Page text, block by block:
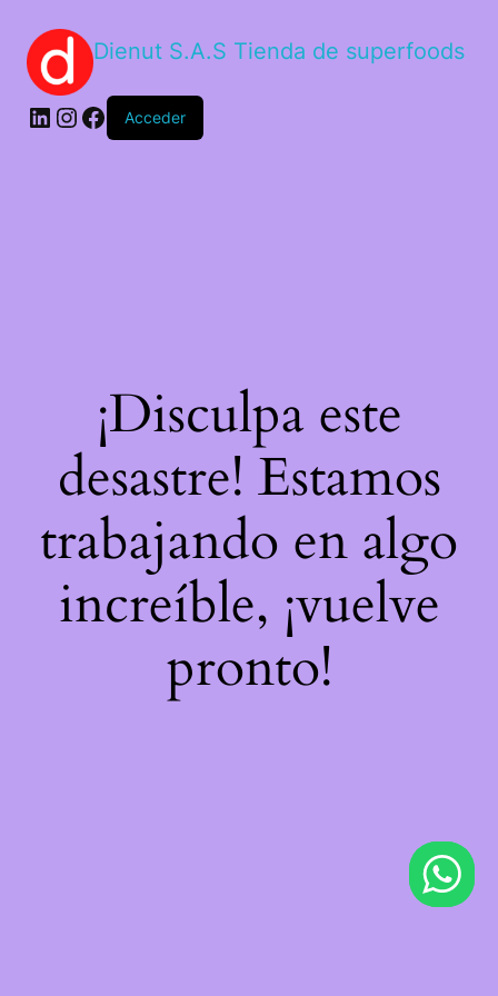
Dienut S.A.S Tienda de superfoods
Acceder
¡Disculpa este
desastre! Estamos
trabajando en algo
increíble, ¡vuelve
pronto!